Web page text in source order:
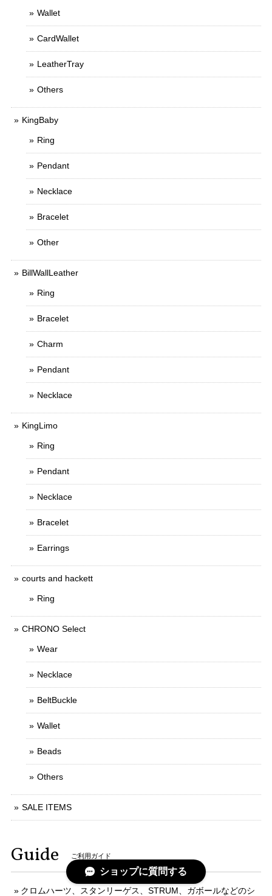
Wallet
CardWallet
LeatherTray
Others
KingBaby
Ring
Pendant
Necklace
Bracelet
Other
BillWallLeather
Ring
Bracelet
Charm
Pendant
Necklace
KingLimo
Ring
Pendant
Necklace
Bracelet
Earrings
courts and hackett
Ring
CHRONO Select
Wear
Necklace
BeltBuckle
Wallet
Beads
Others
SALE ITEMS
Guide ご利用ガイド
クロムハーツ、スタンリーゲス、STRUM、ガボールなどのシ
ショップに質問する